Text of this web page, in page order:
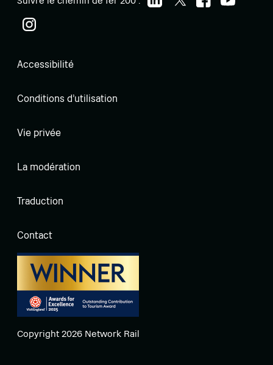
Accessibilité
Conditions d'utilisation
Vie privée
La modération
Traduction
Contact
Copyright 2026 Network Rail